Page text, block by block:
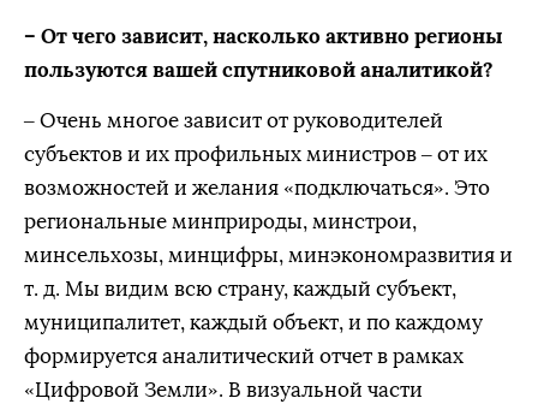
– От чего зависит, насколько активно регионы
пользуются вашей спутниковой аналитикой?
– Очень многое зависит от руководителей
субъектов и их профильных министров – от их
возможностей и желания «подключаться». Это
региональные минприроды, минстрои,
минсельхозы, минцифры, минэкономразвития и
т. д. Мы видим всю страну, каждый субъект,
муниципалитет, каждый объект, и по каждому
формируется аналитический отчет в рамках
«Цифровой Земли». В визуальной части